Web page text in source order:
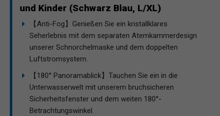
und Kinder (Schwarz Blau, L/XL)
【Anti-Fog】Genießen Sie ein kristallklares
Seherlebnis mit dem separaten Atemkammerdesign
unserer Schnorchelmaske und dem doppelten
Luftstromsystem.
【180° Panoramablick】Tauchen Sie ein in die
Unterwasserwelt mit unserem bruchsicheren
Sicherheitsfenster und dem weiten 180°-
Betrachtungswinkel.